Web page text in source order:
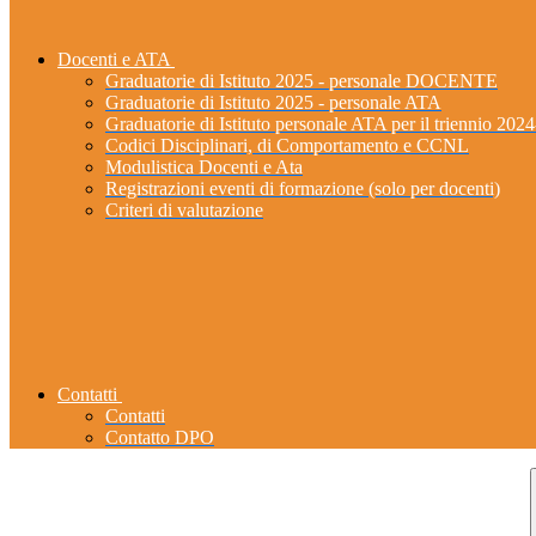
Docenti e ATA
Graduatorie di Istituto 2025 - personale DOCENTE
Graduatorie di Istituto 2025 - personale ATA
Graduatorie di Istituto personale ATA per il triennio
Codici Disciplinari, di Comportamento e CCNL
Modulistica Docenti e Ata
Registrazioni eventi di formazione (solo per docenti)
Criteri di valutazione
Contatti
Contatti
Contatto DPO